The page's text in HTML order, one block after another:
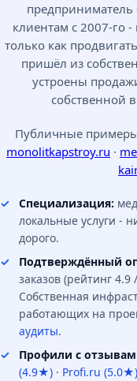
предприниматель
клиентам с 2007-го
только как
пришёл из
устроены
собственной
Публичные
monolitkapstroy.ru ·
Специализация:
локальные услуги -
дорого.
Подтверждённый
заказов (рейтинг
Собственная
работающих на
аудиты.
Профили с
(4.9★) · Profi.ru (5.0★)